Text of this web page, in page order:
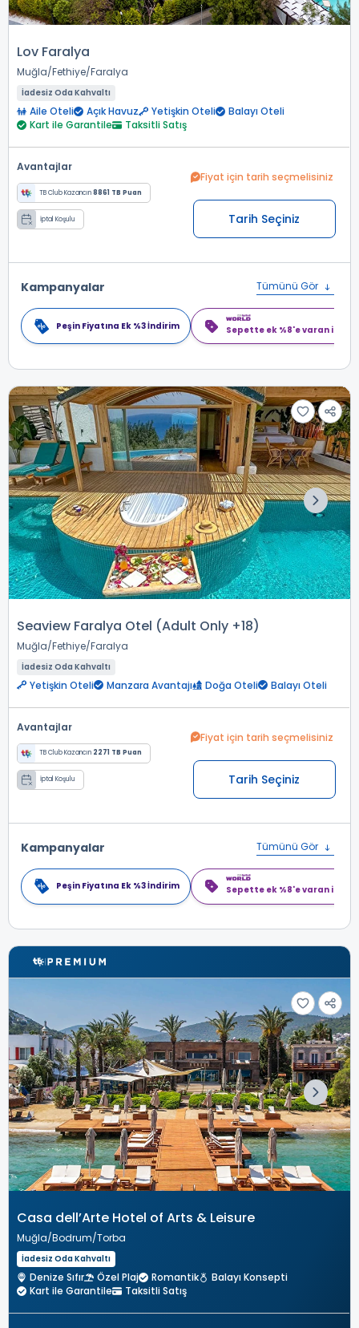
Lov Faralya
Muğla Fethiye Faralya
İadesiz Oda Kahvaltı
Aile Oteli Açık Havuz Yetişkin Oteli
Balayı Oteli
Kart ile Garantile
Taksitli Satış
Avantajlar
TB Club Kazancın8861 TB Puan
İptal Koşulu
Fiyat için tarih seçmelisiniz
Tarih Seçiniz
Kampanyalar Tümünü Gör
Peşin Fiyatına Ek %3 İndirim Sepette ek %8'e varan
Seaview Faralya Otel (Adult Only +18)
Muğla Fethiye Faralya
İadesiz Oda Kahvaltı
Yetişkin Oteli Manzara Avantajı Doğa Oteli Balayı Oteli
Avantajlar
TB Club Kazancın 2271 TB Puan
İptal Koşulu
Fiyat için tarih seçmelisiniz
Tarih Seçiniz
Kampanyalar Tümünü Gör
Peşin Fiyatına Ek %3 İndirim Sepette ek %8'e varan
Casa dell’Arte Hotel of Arts & Leisure
Muğla Bodrum Torba
İadesiz Oda Kahvaltı
Denize Sıfır Özel Plaj Romantik
Balayı Konsepti
Kart ile Garantile
Taksitli Satış